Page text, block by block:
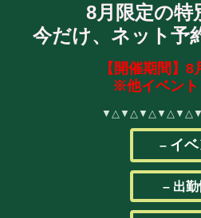
8月限定の特
今だけ、ネット予
【開催期間】
※他イベント
– イベ
– 出